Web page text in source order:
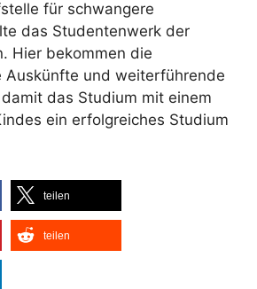
für schwangere
das Studentenwerk der
Hier bekommen die
Auskünfte und weiterführende
das Studium mit einem
ein erfolgreiches Studium
teilen
teilen